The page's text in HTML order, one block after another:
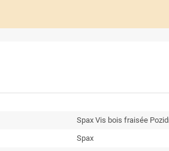
Spax Vis bois fraisée
Spax